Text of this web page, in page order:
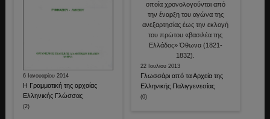
6 Ιανουαρίου 2014
Η Γραμματική της αρχαίας
Ελληνικής Γλώσσας
(2)
22 Ιουλίου 2013
Γλωσσάρι από τα Αρχεία της
Ελληνικής Παλιγγενεσίας
(0)